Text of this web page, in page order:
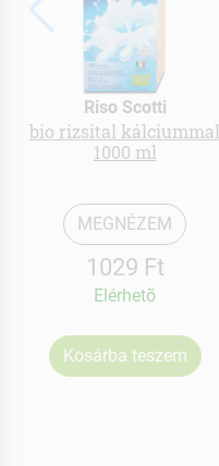
Riso Scotti
bio rizsital kálciummal
1000 ml
MEGNÉZEM
1029 Ft
Elérhetõ
Kosárba teszem